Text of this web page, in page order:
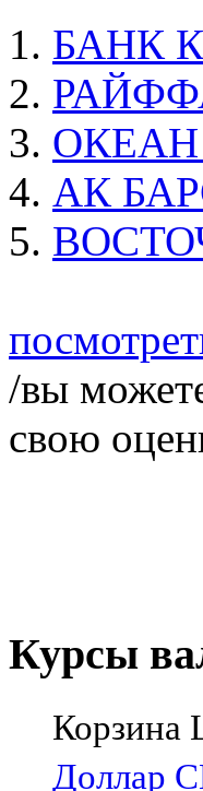
1. БАНК
2.
3.
4. АК
5.
/вы
свою
Курсы
Корзина
Доллар